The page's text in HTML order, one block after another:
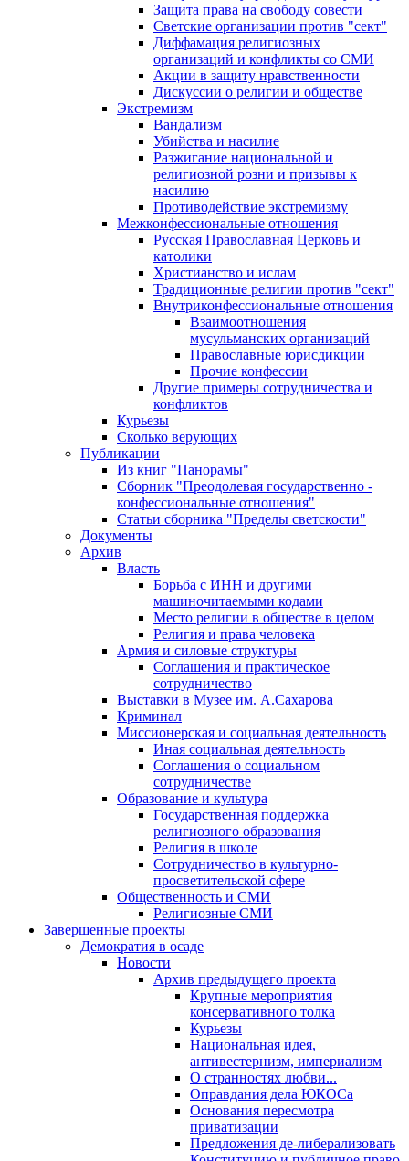
Защита права на свободу совести
Светские организации против "сект"
Диффамация религиозных
организаций и конфликты со СМИ
Акции в защиту нравственности
Дискуссии о религии и обществе
Экстремизм
Вандализм
Убийства и насилие
Разжигание национальной и
религиозной розни и призывы к
насилию
Противодействие экстремизму
Межконфессиональные отношения
Русская Православная Церковь и
католики
Христианство и ислам
Традиционные религии против "сект"
Внутриконфессиональные отношения
Взаимоотношения
мусульманских организаций
Православные юрисдикции
Прочие конфессии
Другие примеры сотрудничества и
конфликтов
Курьезы
Сколько верующих
Публикации
Из книг "Панорамы"
Сборник "Преодолевая государственно -
конфессиональные отношения"
Статьи сборника "Пределы светскости"
Документы
Архив
Власть
Борьба с ИНН и другими
машиночитаемыми кодами
Место религии в обществе в целом
Религия и права человека
Армия и силовые структуры
Соглашения и практическое
сотрудничество
Выставки в Музее им. А.Сахарова
Криминал
Миссионерская и социальная деятельность
Иная социальная деятельность
Соглашения о социальном
сотрудничестве
Образование и культура
Государственная поддержка
религиозного образования
Религия в школе
Сотрудничество в культурно-
просветительской сфере
Общественность и СМИ
Религиозные СМИ
Завершенные проекты
Демократия в осаде
Новости
Архив предыдущего проекта
Крупные мероприятия
консервативного толка
Курьезы
Национальная идея,
антивестернизм, империализм
О странностях любви...
Оправдания дела ЮКОСа
Основания пересмотра
приватизации
Предложения де-либерализовать